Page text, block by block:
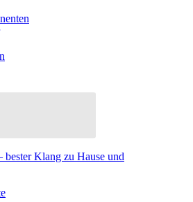
bester Klang zu Hause und